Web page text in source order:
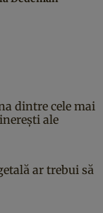
dintre cele mai
ale
ar trebui să